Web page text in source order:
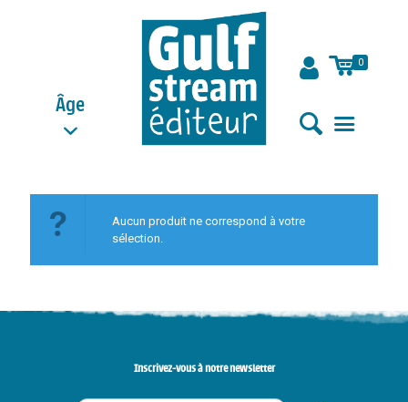
Âge
0
Aucun produit ne correspond à votre
sélection.
Inscrivez-vous à notre newsletter